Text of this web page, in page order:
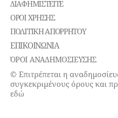
ΔΙΑΦΗΜΙΣΤΕΊΤΕ
ΌΡΟΙ ΧΡΉΣΗΣ
ΠΟΛΙΤΙΚΉ ΑΠΟΡΡΉΤΟΥ
ΕΠΙΚΟΙΝΩΝΊΑ
ΌΡΟΙ ΑΝΑΔΗΜΟΣΙΕΥΣΗΣ
© Επιτρέπεται η
συγκεκριμένους όρους και
εδώ